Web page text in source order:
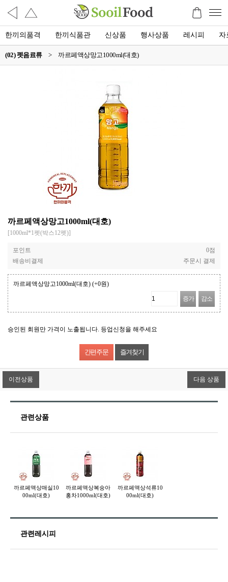
한끼의품격 한끼식품관 신상품 행사상품 레시피 자
(02) 펫음료류 > 까르페액상망고1000ml(대호)
까르페액상망고1000ml(대호)
[1000ml*1펫(박스12펫)]
포인트
0점
배송비결제
주문시 결제
까르페액상망고1000ml(대호) (+0원)
증가 감소
승인된 회원만 가격이 노출됩니다. 등업신청을 해주세요
즐겨찾기
이전상품 다음 상품
관련상품
까르페액상매실10
00ml(대호)
까르페액상복숭아
홍차1000ml(대호)
까르페액상석류10
00ml(대호)
관련레시피